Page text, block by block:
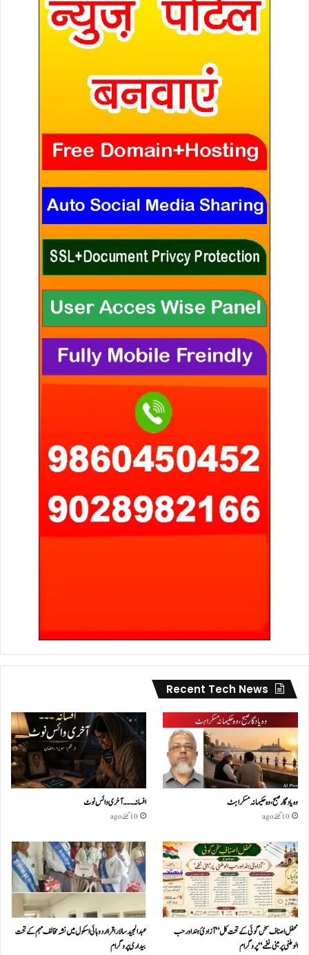
Recent Tech News
وہ یادگار صبح، وہ حکیمانہ مسکراہٹ
10 گھنٹے ago
افسانہ۔۔۔آخری وائس نوٹ
10 گھنٹے ago
محفل اصناف سخن گوئی کے تحت کل ”آزادئ ہند اور حب
الوطنی پر مبنی نغمے“پروگرام
عبدالمجید سالار اقرا اردو ہائی اسکول میں نشہ مخالف مہم کے تحت
بیداری پروگرام